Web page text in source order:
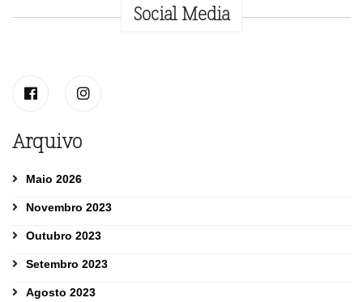
Social Media
Arquivo
Maio 2026
Novembro 2023
Outubro 2023
Setembro 2023
Agosto 2023